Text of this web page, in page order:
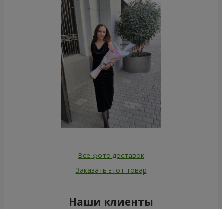
Все фото доставок
Заказать этот товар
Наши клиенты